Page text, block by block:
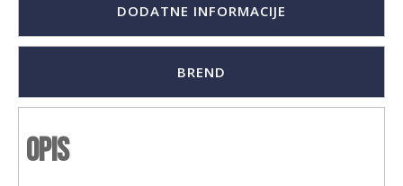
DODATNE INFORMACIJE
BREND
Opis